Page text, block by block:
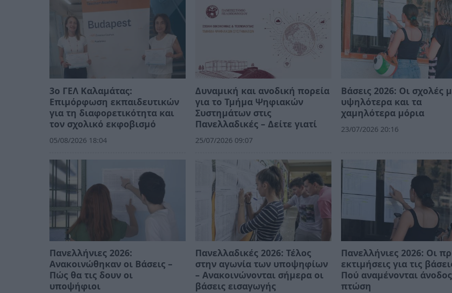
3ο ΓΕΛ Καλαμάτας:
Επιμόρφωση εκπαιδευτικών
για τη διαφορετικότητα και
τον σχολικό εκφοβισμό
05/08/2026 18:04
Δυναμική και ανοδική πορεία
για το Τμήμα Ψηφιακών
Συστημάτων στις
Πανελλαδικές – Δείτε γιατί
25/07/2026 09:07
Βάσεις 2026: Οι σχολές
υψηλότερα και τα
χαμηλότερα μόρια
23/07/2026 20:16
Πανελλήνιες 2026:
Ανακοινώθηκαν οι Βάσεις –
Πώς θα τις δουν οι
υποψήφιοι
Πανελλαδικές 2026: Τέλος
στην αγωνία των υποψηφίων
– Ανακοινώνονται σήμερα οι
βάσεις εισαγωγής
Πανελλήνιες 2026: Οι
εκτιμήσεις για τις
Πού αναμένονται
πτώση